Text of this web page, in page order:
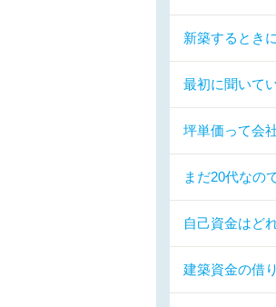
新築するとき
最初に聞いて
坪単価って会
まだ20代なの
自己資金はど
建築資金の借